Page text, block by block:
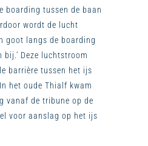
boarding tussen de baan
wordt de lucht
goot langs de boarding
Deze luchtstroom
barrière tussen het ijs
het oude Thialf kwam
vanaf de tribune op de
voor aanslag op het ijs